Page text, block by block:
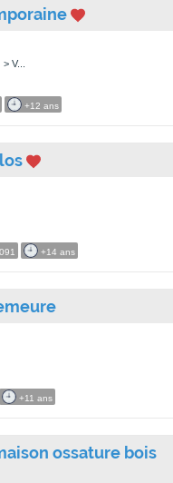
V...
+12 ans
+14 ans
+11 ans
ossature bois